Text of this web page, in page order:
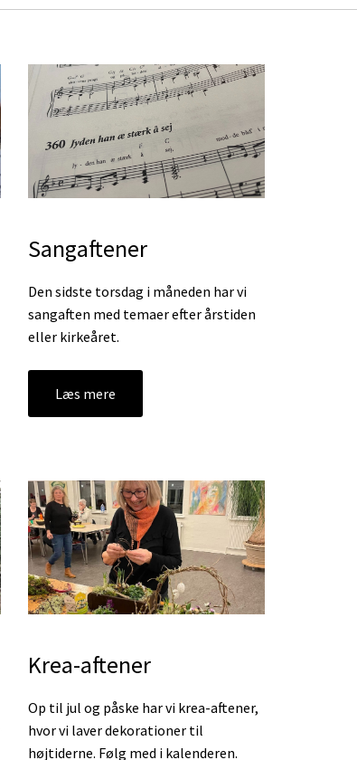
Sangaftener
Den sidste torsdag i måneden har vi
sangaften med temaer efter årstiden
eller kirkeåret.
Læs mere
Krea-aftener
Op til jul og påske har vi krea-aftener,
hvor vi laver dekorationer til
højtiderne. Følg med i kalenderen.